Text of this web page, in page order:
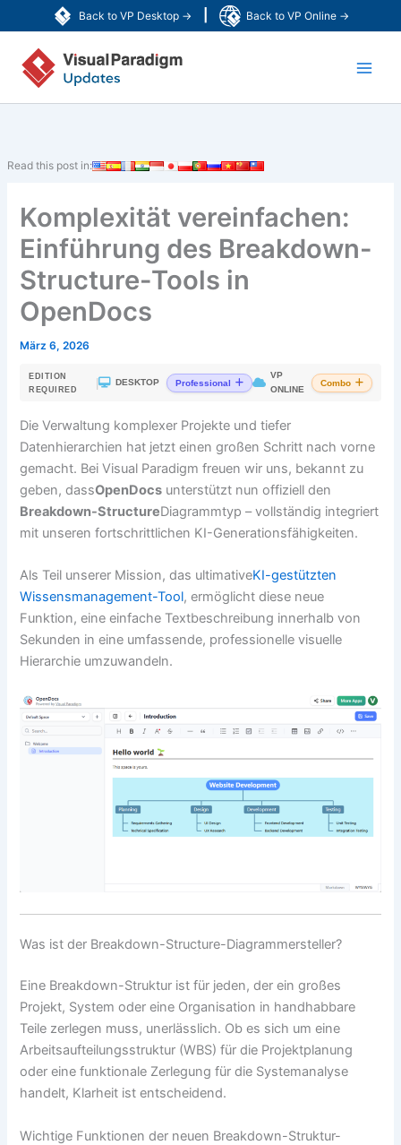
Back to VP Desktop → Back to VP Online →
Inhalt
springen
Read this post in:
Komplexität vereinfachen:
Einführung des Breakdown-
Structure-Tools in
OpenDocs
März 6, 2026
EDITION
REQUIRED
DESKTOP Professional
VP
ONLINE
Combo
Die Verwaltung komplexer Projekte und tiefer
Datenhierarchien hat jetzt einen großen Schritt nach vorne
gemacht. Bei Visual Paradigm freuen wir uns, bekannt zu
geben, dassOpenDocs unterstützt nun offiziell den
Breakdown-StructureDiagrammtyp – vollständig integriert
mit unseren fortschrittlichen KI-Generationsfähigkeiten.
Als Teil unserer Mission, das ultimativeKI-gestützten
Wissensmanagement-Tool, ermöglicht diese neue
Funktion, eine einfache Textbeschreibung innerhalb von
Sekunden in eine umfassende, professionelle visuelle
Hierarchie umzuwandeln.
Was ist der Breakdown-Structure-Diagrammersteller?
Eine Breakdown-Struktur ist für jeden, der ein großes
Projekt, System oder eine Organisation in handhabbare
Teile zerlegen muss, unerlässlich. Ob es sich um eine
Arbeitsaufteilungsstruktur (WBS) für die Projektplanung
oder eine funktionale Zerlegung für die Systemanalyse
handelt, Klarheit ist entscheidend.
Wichtige Funktionen der neuen Breakdown-Struktur-